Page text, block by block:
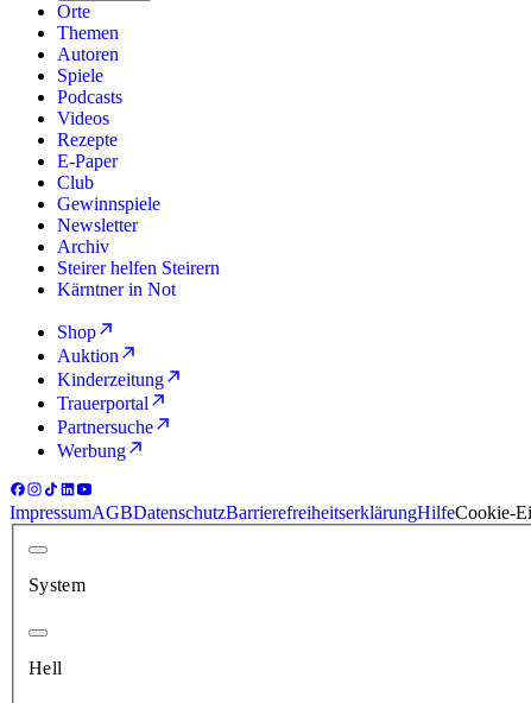
Orte
Themen
Autoren
Spiele
Podcasts
Videos
Rezepte
E-Paper
Club
Gewinnspiele
Newsletter
Archiv
Steirer helfen Steirern
Kärntner in Not
Shop
Auktion
Kinderzeitung
Trauerportal
Partnersuche
Werbung
ImpressumAGBDatenschutzBarrierefreiheitserklärungHilfeCookie-
System
Hell